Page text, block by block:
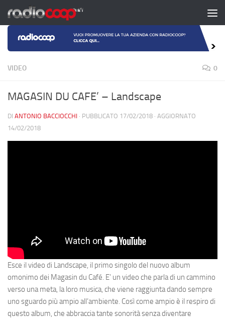
Salta al contenuto
VIDEO 0
MAGASIN DU CAFE’ – Landscape
DI ANTONIO BACCIOCCHI · PUBBLICATO 17/02/2018 · AGGIORNATO
14/02/2018
Esce il video di Landscape, il primo singolo del nuovo album
omonimo dei Magasin du Café. E’ un video che parla di un cammino
verso una meta, la loro musica, che viene raggiunta dando sempre
uno sguardo più ampio all’ambiente. Così come ampio è il respiro di
questo album, che abbraccia tante sonorità senza diventare